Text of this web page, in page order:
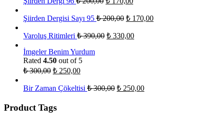
Şiirden Dergisi Sayı 95 ₺200,00 ₺ 170,00
Varoluş Ritimleri ₺390,00 ₺ 330,00
İmgeler Benim Yurdum
Rated 4.50 out of 5
₺300,00 ₺ 250,00
Bir Zaman Çökeltisi ₺300,00 ₺ 250,00
Product Tags